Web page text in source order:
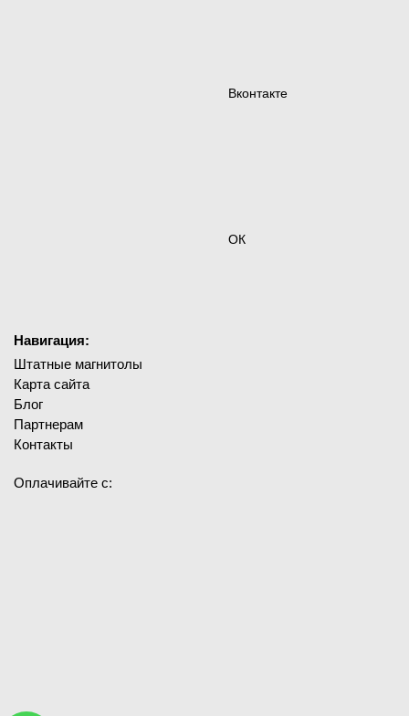
Вконтакте
ОК
Навигация:
Штатные магнитолы
Карта сайта
Блог
Партнерам
Контакты
Оплачивайте с: